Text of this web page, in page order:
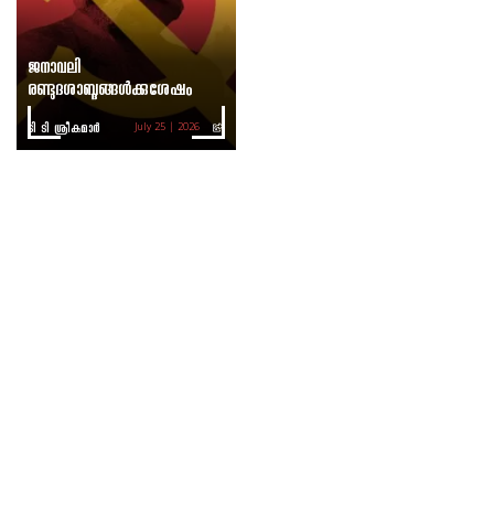
ജനാവലി
രണ്ടുദശാബ്ദങ്ങൾക്കുശേഷം
ടി ടി ശ്രീകുമാര്‍ July 25 | 2026